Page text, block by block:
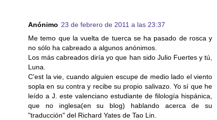
Anónimo 23 de febrero de 2011 a las 23:37
Me temo que la vuelta de tuerca se ha pasado de rosca y
no sólo ha cabreado a algunos anónimos.
Los más cabreados diría yo que han sido Julio Fuertes y tú,
Luna.
C'est la vie, cuando alguien escupe de medio lado el viento
sopla en su contra y recibe su propio salivazo. Yo sí que he
leído a J. este valenciano estudiante de filología hispánica,
que no inglesa(en su blog) hablando acerca de su
"traducción" del Richard Yates de Tao Lin.